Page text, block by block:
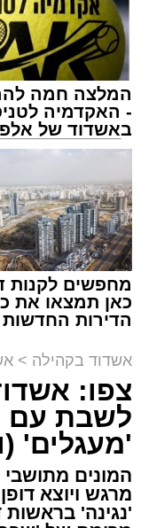
צילום: יהושע
מערכת האתר / 00:35 09.08.26
תגים:אשדוד,
האירוע שלא
ברחבי העיר:
מעדשת
מאירוע 'זיץ
התורנית.
המלצה חמה
- האקדמיה
באשדוד של
קריאולנסקי -
מחפשים לקנות
כאן תמצאו את
הדירות החדשות
אשדוד בקהילה >
צפו:
לשבת עם
'מעגלים'
המונים
מרגש ויוצא
'נגינה' בראשות